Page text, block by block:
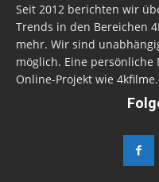
Seit 2012 berichten wir
Trends in den Bereichen
mehr. Wir sind
möglich. Eine
Online-Projekt wie